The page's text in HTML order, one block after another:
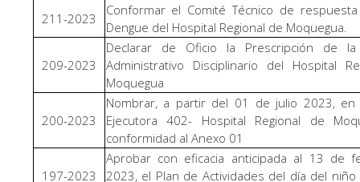
211-2023
Conformar el Comité Técnico de
Dengue del Hospital Regional de Moquegua.
209-2023
Declarar de Oficio la Prescripción de la
Administrativo Disciplinario del Hospital
Moquegua
200-2023
Nombrar, a partir del 01 de julio 2023, en
Ejecutora 402- Hospital Regional de
conformidad al Anexo 01
197-2023
Aprobar con eficacia anticipada al 13 de
2023, el Plan de Actividades del día del